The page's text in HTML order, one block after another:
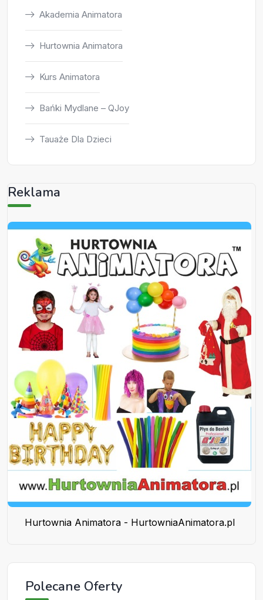
Akademia Animatora
Hurtownia Animatora
Kurs Animatora
Bańki Mydlane – QJoy
Tauaże Dla Dzieci
Reklama
Hurtownia Animatora - HurtowniaAnimatora.pl
Polecane Oferty